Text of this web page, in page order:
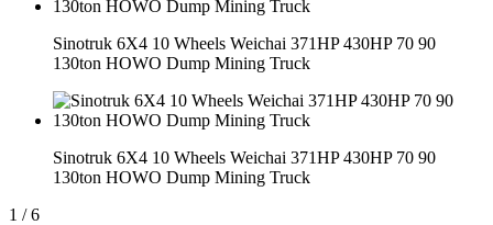
Sinotruk 6X4 10 Wheels Weichai 371HP 430HP 70 90
130ton HOWO Dump Mining Truck
Sinotruk 6X4 10 Wheels Weichai 371HP 430HP 70 90
130ton HOWO Dump Mining Truck
1 / 6